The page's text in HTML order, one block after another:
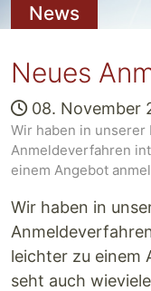
News
Neues
08. November
Wir haben in unserer
Anmeldeverfahren
einem Angebot
Wir haben in
leichter zu einem
seht auch